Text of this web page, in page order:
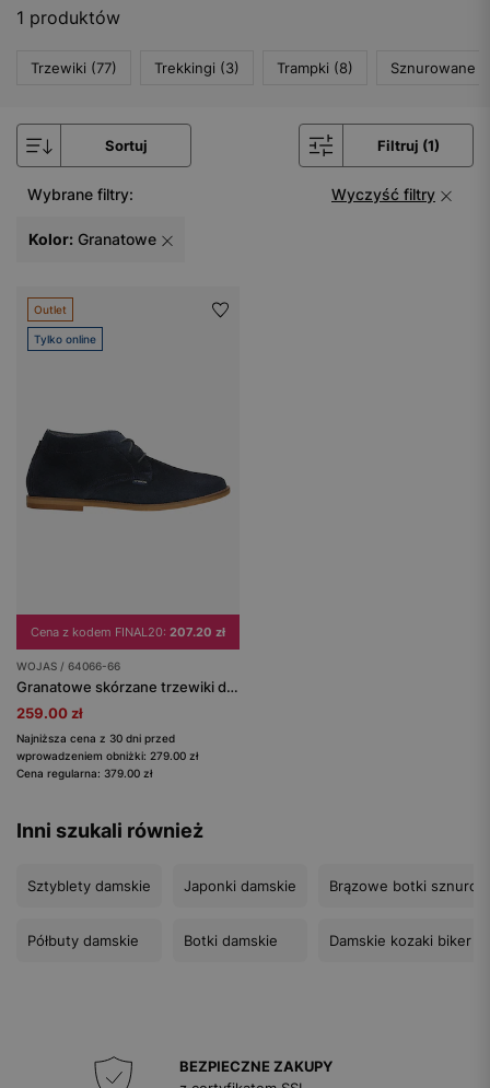
1 produktów
Trzewiki (77) Trekkingi (3) Trampki (8) Sznurowane
Sortuj Filtruj (1)
Wybrane filtry: Wyczyść filtry
Kolor: Granatowe
Outlet
Tylko online
Cena z kodem FINAL20: 207.20 zł
WOJAS / 64066-66
Granatowe skórzane trzewiki damskie
259.00 zł
Najniższa cena z 30 dni przed
wprowadzeniem obniżki: 279.00 zł
Cena regularna: 379.00 zł
Inni szukali również
Sztyblety damskie
Półbuty damskie
Japonki damskie
Botki damskie
Brązowe botki
Damskie kozaki biker
BEZPIECZNE ZAKUPY